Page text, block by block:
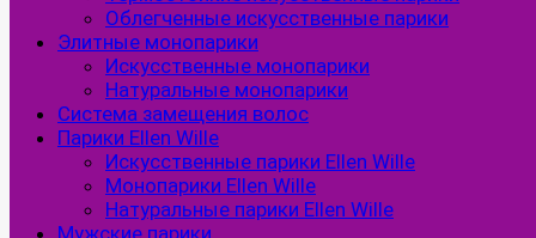
Облегченные искусственные парики
Элитные монопарики
Искусственные монопарики
Натуральные монопарики
Система замещения волос
Парики Ellen Wille
Искусственные парики Ellen Wille
Монопарики Ellen Wille
Натуральные парики Ellen Wille
Мужские парики